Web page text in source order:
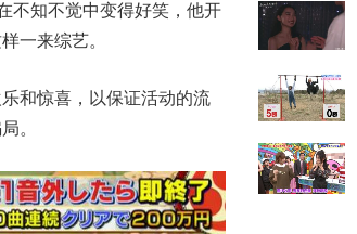
不知不觉中变得好笑，他开
一来综艺。
和惊喜，以保证活动的流
。